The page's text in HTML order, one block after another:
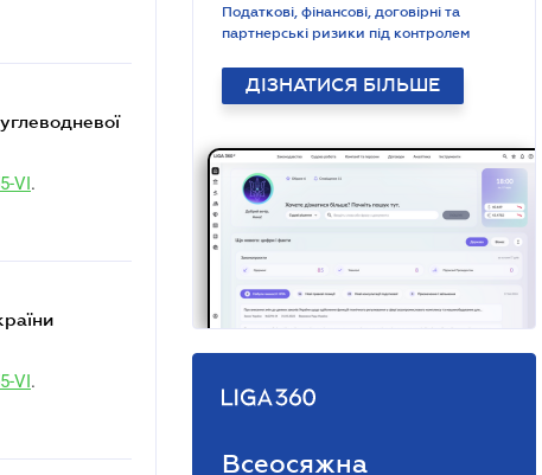
VI.
VI.
Податкові, фінансові, договірні та
партнерські ризики під контролем
ДІЗНАТИСЯ БІЛЬШЕ
Всеосяжна